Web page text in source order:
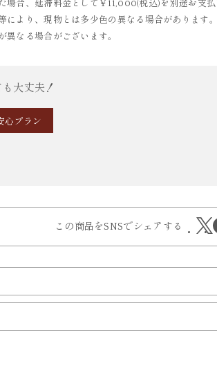
場合、延滞料金として￥11,000(税込)を別途お支
により、現物とは多少色の異なる場合があります。
異なる場合がございます。
大丈夫！
心プラン
この商品をSNSでシェアする